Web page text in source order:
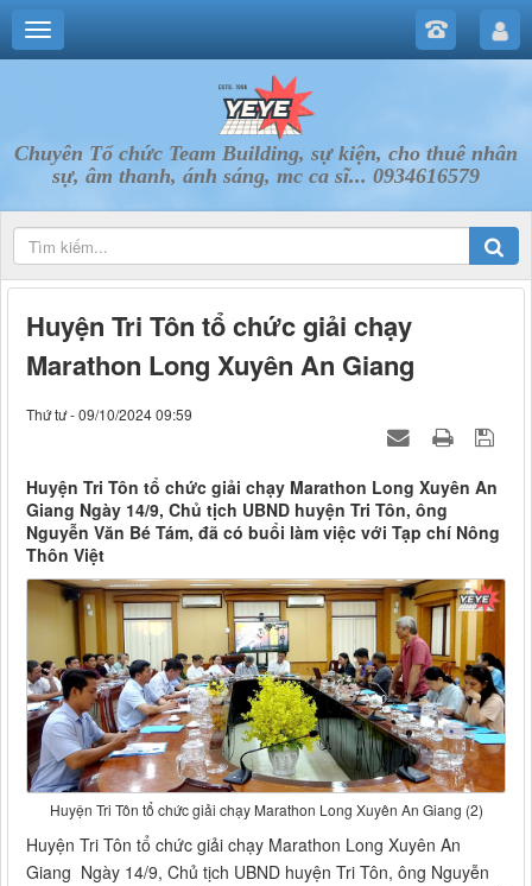
Chuyên Tổ chức Team Building, sự kiện, cho thuê nhân
sự, âm thanh, ánh sáng, mc ca sĩ... 0934616579
Huyện Tri Tôn tổ chức giải chạy
Marathon Long Xuyên An Giang
Thứ tư - 09/10/2024 09:59
Huyện Tri Tôn tổ chức giải chạy Marathon Long Xuyên An
Giang Ngày 14/9, Chủ tịch UBND huyện Tri Tôn, ông
Nguyễn Văn Bé Tám, đã có buổi làm việc với Tạp chí Nông
Thôn Việt
Huyện Tri Tôn tổ chức giải chạy Marathon Long Xuyên An Giang (2)
Huyện Tri Tôn tổ chức giải chạy Marathon Long Xuyên An
Giang Ngày 14/9, Chủ tịch UBND huyện Tri Tôn, ông Nguyễn